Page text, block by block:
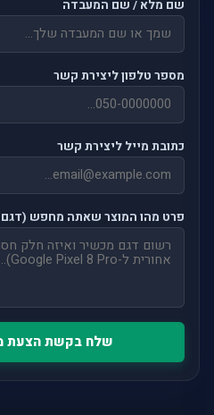
שם מלא / שם המעבדה
מספר טלפון ליצירת קשר
כתובת מייל ליצירת קשר
פרט מהו המוצר שאתה מחפש (דגם
שלח בקשת הצעת